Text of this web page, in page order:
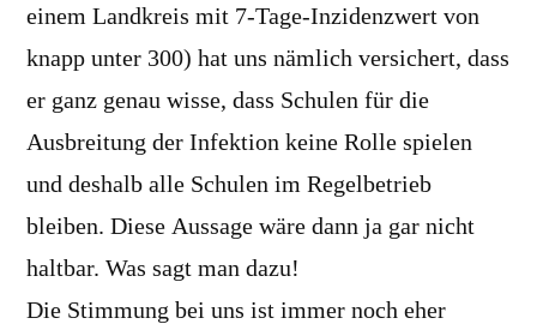
einem Landkreis mit 7-Tage-Inzidenzwert von
knapp unter 300) hat uns nämlich versichert, dass
er ganz genau wisse, dass Schulen für die
Ausbreitung der Infektion keine Rolle spielen
und deshalb alle Schulen im Regelbetrieb
bleiben. Diese Aussage wäre dann ja gar nicht
haltbar. Was sagt man dazu!
Die Stimmung bei uns ist immer noch eher